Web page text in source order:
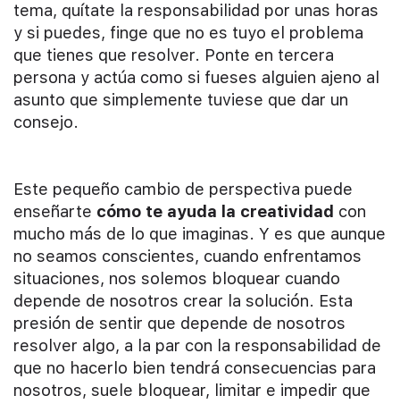
tema, quítate la responsabilidad por unas horas
y si puedes, finge que no es tuyo el problema
que tienes que resolver. Ponte en tercera
persona y actúa como si fueses alguien ajeno al
asunto que simplemente tuviese que dar un
consejo.
Este pequeño cambio de perspectiva puede
enseñarte cómo te ayuda la creatividad con
mucho más de lo que imaginas. Y es que aunque
no seamos conscientes, cuando enfrentamos
situaciones, nos solemos bloquear cuando
depende de nosotros crear la solución. Esta
presión de sentir que depende de nosotros
resolver algo, a la par con la responsabilidad de
que no hacerlo bien tendrá consecuencias para
nosotros, suele bloquear, limitar e impedir que